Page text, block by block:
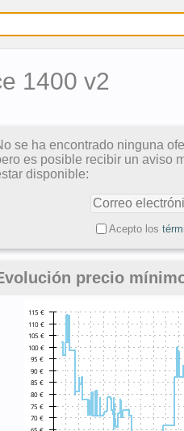
1400 v2
se ha encontrado ninguna
es posible recibir un aviso
disponible:
Acepto los
precio